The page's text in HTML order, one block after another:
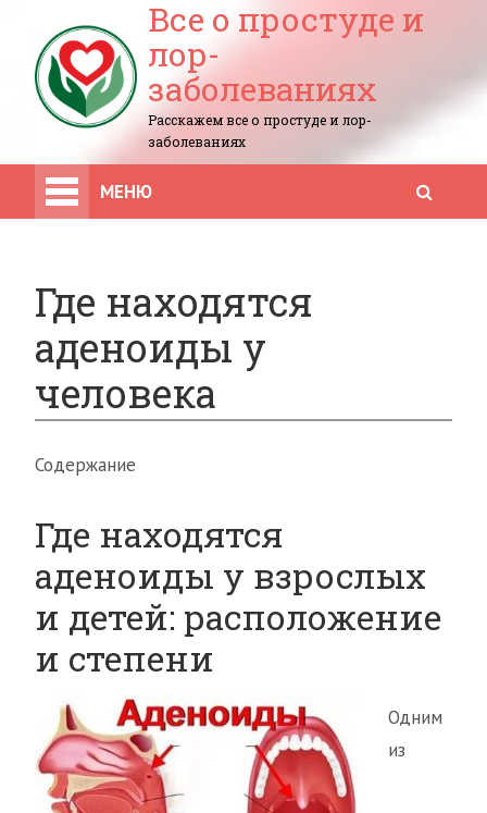
Все о простуде и
лор-
заболеваниях
Расскажем все о простуде и лор-
заболеваниях
МЕНЮ
Где находятся
аденоиды у
человека
Содержание
Где находятся
аденоиды у взрослых
и детей: расположение
и степени
Одним
из